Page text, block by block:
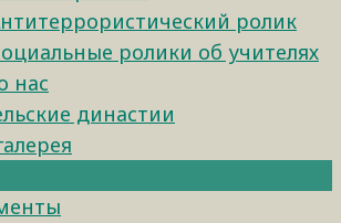
ролик
ролики об учителях
нас
династии